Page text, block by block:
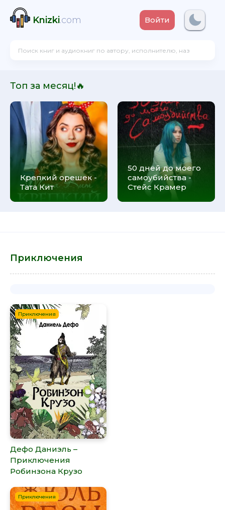
Knizki.com Войти
Топ за месяц!🔥
Крепкий орешек -
Тата Кит
50 дней до моего
самоубийства -
Стейс Крамер
Приключения
Приключения
Дефо Даниэль –
Приключения
Робинзона Крузо
Приключения